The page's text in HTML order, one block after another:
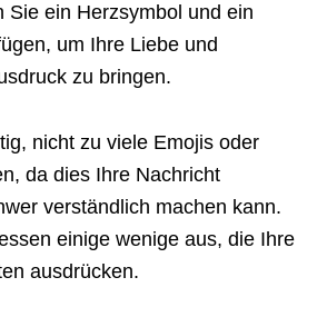
Sie ein Herzsymbol und ein
um Ihre Liebe und
zu bringen.
nicht zu viele Emojis oder
da dies Ihre Nachricht
verständlich machen kann.
einige wenige aus, die Ihre
ausdrücken.